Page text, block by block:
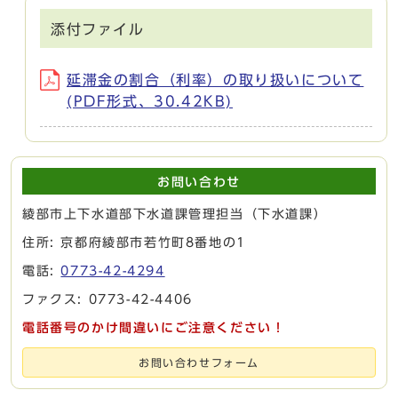
添付ファイル
延滞金の割合（利率）の取り扱いについて
(PDF形式、30.42KB)
お問い合わせ
綾部市上下水道部下水道課管理担当（下水道課）
住所: 京都府綾部市若竹町8番地の1
電話:0773-42-4294
ファクス: 0773-42-4406
電話番号のかけ間違いにご注意ください！
お問い合わせフォーム